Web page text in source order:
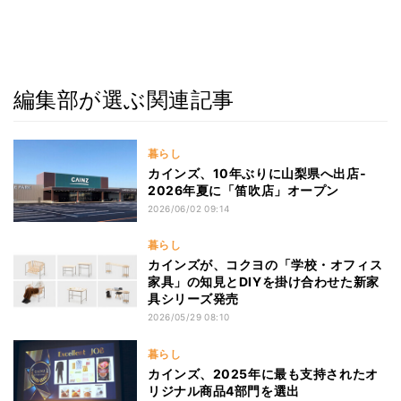
編集部が選ぶ関連記事
暮らし
カインズ、10年ぶりに山梨県へ出店‐
2026年夏に「笛吹店」オープン
2026/06/02 09:14
暮らし
カインズが、コクヨの「学校・オフィス
家具」の知見とDIYを掛け合わせた新家
具シリーズ発売
2026/05/29 08:10
暮らし
カインズ、2025年に最も支持されたオ
リジナル商品4部門を選出